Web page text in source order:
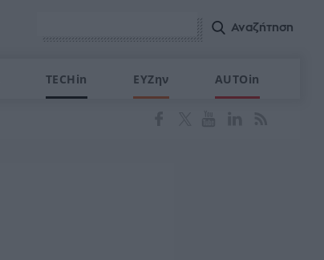
TECHin ΕΥΖην AUTOin